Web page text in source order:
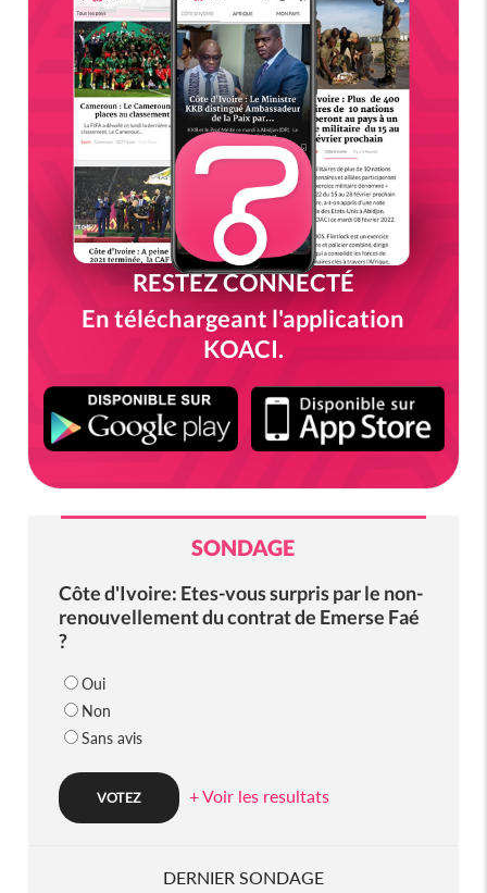
RESTEZ CONNECTÉ
En téléchargeant l'application
KOACI.
SONDAGE
Côte d'Ivoire: Etes-vous surpris par le non-
renouvellement du contrat de Emerse Faé
?
Oui
Non
Sans avis
+ Voir les resultats
DERNIER SONDAGE